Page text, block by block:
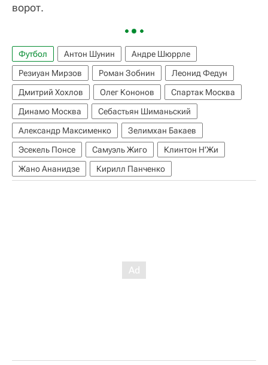
ворот.
Футбол Антон Шунин
Андре Шюррле
Резиуан Мирзов
Роман Зобнин
Леонид Федун
Дмитрий Хохлов
Олег Кононов
Спартак Москва
Динамо Москва
Себастьян Шиманьский
Александр Максименко
Зелимхан Бакаев
Эсекель Понсе
Самуэль Жиго
Клинтон Н'Жи
Жано Ананидзе
Кирилл Панченко